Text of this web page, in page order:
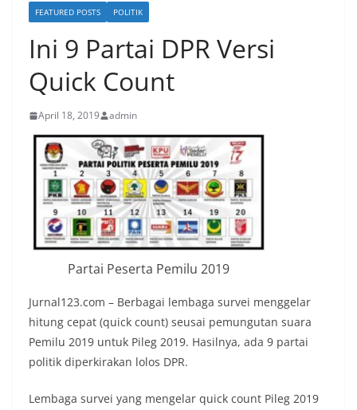
FEATURED POSTS POLITIK
Ini 9 Partai DPR Versi
Quick Count
April 18, 2019 admin
Partai Peserta Pemilu 2019
Jurnal123.com – Berbagai lembaga survei menggelar
hitung cepat (quick count) seusai pemungutan suara
Pemilu 2019 untuk Pileg 2019. Hasilnya, ada 9 partai
politik diperkirakan lolos DPR.
Lembaga survei yang mengelar quick count Pileg 2019